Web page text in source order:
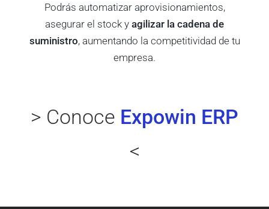
Podrás automatizar aprovisionamientos,
asegurar el stock y agilizar la cadena de
suministro, aumentando la competitividad de tu
empresa.
> Conoce Expowin ERP
<